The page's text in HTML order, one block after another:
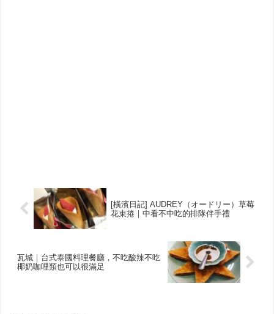
[橫濱日記] AUDREY（オードリー）草莓
花束捲｜中看不中吃的排隊伴手禮
瓦城｜台式泰國料理餐廳，不吃酸辣不吃
椰奶咖哩類也可以很滿足